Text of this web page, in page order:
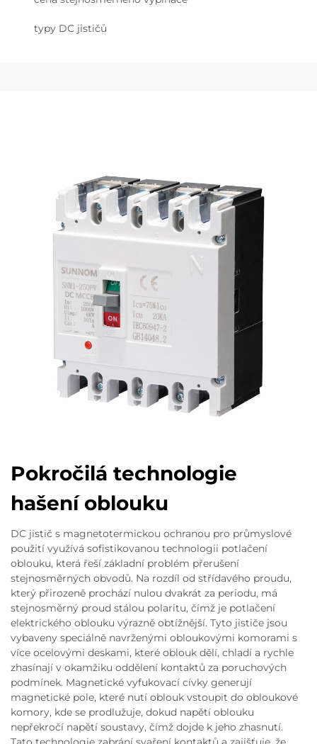
typy DC jističů
Pokročilá technologie
hašení oblouku
DC jistič s magnetotermickou ochranou pro průmyslové
použití využívá sofistikovanou technologii potlačení
oblouku, která řeší základní problém přerušení
stejnosměrných obvodů. Na rozdíl od střídavého proudu,
který přirozeně prochází nulou dvakrát za periodu, má
stejnosměrný proud stálou polaritu, čímž je potlačení
elektrického oblouku výrazně obtížnější. Tyto jističe jsou
vybaveny speciálně navrženými obloukovými komorami s
více ocelovými deskami, které oblouk dělí, chladí a rychle
zhasínají v okamžiku oddělení kontaktů za poruchových
podmínek. Magnetické vyfukovací cívky generují
magnetické pole, které nutí oblouk vstoupit do obloukové
komory, kde se prodlužuje, dokud napětí oblouku
nepřekročí napětí soustavy, čímž dojde k jeho zhasnutí.